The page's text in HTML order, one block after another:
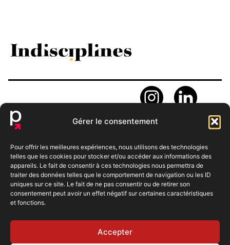
Gérer le consentement
Pour offrir les meilleures expériences, nous utilisons des technologies
telles que les cookies pour stocker et/ou accéder aux informations des
appareils. Le fait de consentir à ces technologies nous permettra de
traiter des données telles que le comportement de navigation ou les ID
uniques sur ce site. Le fait de ne pas consentir ou de retirer son
consentement peut avoir un effet négatif sur certaines caractéristiques
et fonctions.
Accepter
contact@indisciplines.art
Archive
Béatrice
Delon
08 97
Vincent
Harel
27 38
en tête ?
Dites-nous tout !